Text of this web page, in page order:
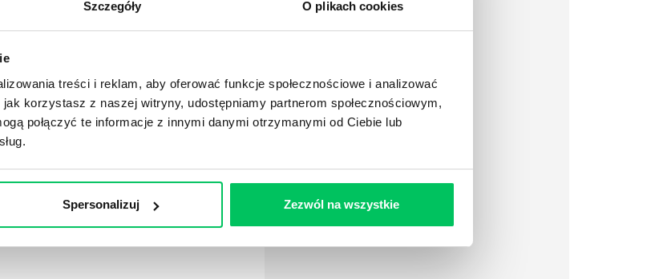
Szczegóły O plikach cookies
treści i reklam, aby oferować funkcje społecznościowe i analizować
korzystasz z naszej witryny, udostępniamy partnerom społecznościowym,
połączyć te informacje z innymi danymi otrzymanymi od Ciebie lub
Spersonalizuj Zezwól na wszystkie
łączyć w sekwencje i wyciągać
problemowe Kawakity, Macierz
metodą Kart A3
i dystraktory